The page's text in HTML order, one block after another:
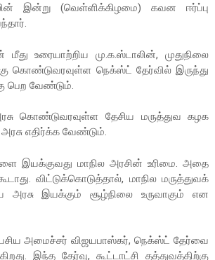
இன்று (வெள்ளிக்கிழமை) கவன ஈர்ப்பு
மீது உரையாற்றிய மு.க.ஸ்டாலின், முதுநிலை
கொண்டுவரவுள்ள நெக்ஸ்ட் தேர்வில் இருந்து
பெற வேண்டும்.
கொண்டுவரவுள்ள தேசிய மருத்துவ கழக
எதிர்க்க வேண்டும்.
இயக்குவது மாநில அரசின் உரிமை. அதை
விட்டுக்கொடுத்தால், மாநில மருத்துவக்
அரசு இயக்கும் சூழ்நிலை உருவாகும் என
அமைச்சர் விஜயபாஸ்கர், நெக்ஸ்ட் தேர்வை
இந்த தேர்வு, கூட்டாட்சி தத்துவத்திற்கு